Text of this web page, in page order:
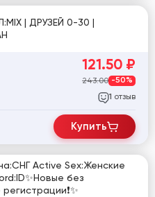
| ДРУЗЕЙ 0-30 |
121.50 ₽
243.00 -50%
1 отзыв
Купить
без